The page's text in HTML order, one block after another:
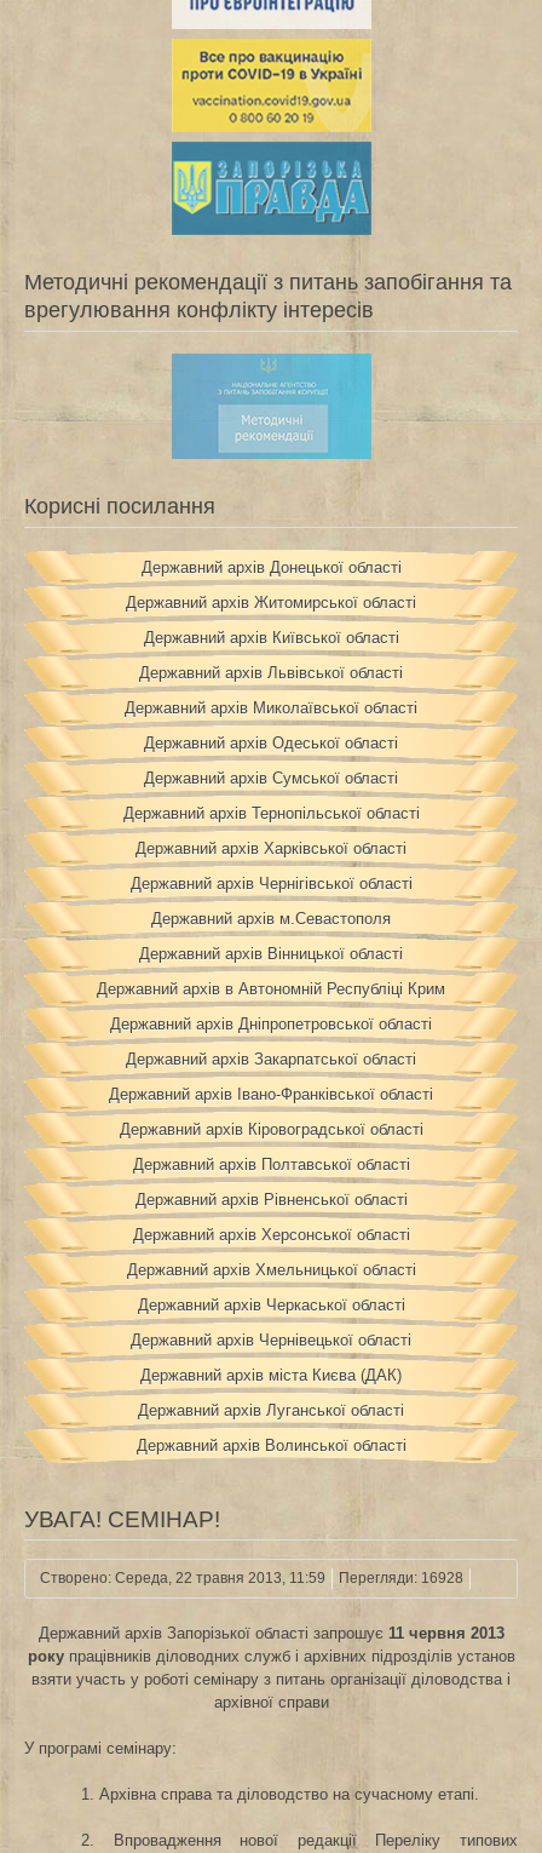
Методичні рекомендації з питань запобігання та
врегулювання конфлікту інтересів
Корисні посилання
Державний архів Донецької області
Державний архів Житомирської області
Державний архів Київської області
Державний архів Львівської області
Державний архів Миколаївської області
Державний архів Одеської області
Державний архів Сумської області
Державний архів Тернопільської області
Державний архів Харківської області
Державний архів Чернігівської області
Державний архів м.Севастополя
Державний архів Вінницької області
Державний архів в Автономній Республіці Крим
Державний архів Дніпропетровської області
Державний архів Закарпатської області
Державний архів Івано-Франківської області
Державний архів Кіровоградської області
Державний архів Полтавської області
Державний архів Рівненської області
Державний архів Херсонської області
Державний архів Хмельницької області
Державний архів Черкаської області
Державний архів Чернівецької області
Державний архів міста Києва (ДАК)
Державний архів Луганської області
Державний архів Волинської області
УВАГА! СЕМІНАР!
Створено: Середа, 22 травня 2013, 11:59 Перегляди: 16928
Державний архів Запорізької області запрошує 11 червня 2013
рокупрацівників діловодних служб і архівних підрозділів установ
взяти участь у роботі семінару з питань організації діловодства і
архівної справи
У програмі семінару:
1. Архівна справа та діловодство на сучасному етапі.
2. Впровадження нової редакції Переліку типових